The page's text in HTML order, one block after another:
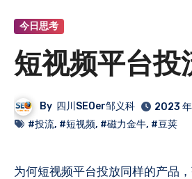
今日思考
短视频平台投
By 四川SEOer邹义科
2023
#投流, #短视频, #磁力金牛, #豆荚
为何短视频平台投放同样的产品，获客成本却不同，因